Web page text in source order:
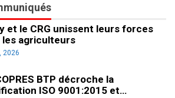
et le CRG unissent leurs forces
les agriculteurs
2026
BTP décroche la
ISO 9001:2015 et…